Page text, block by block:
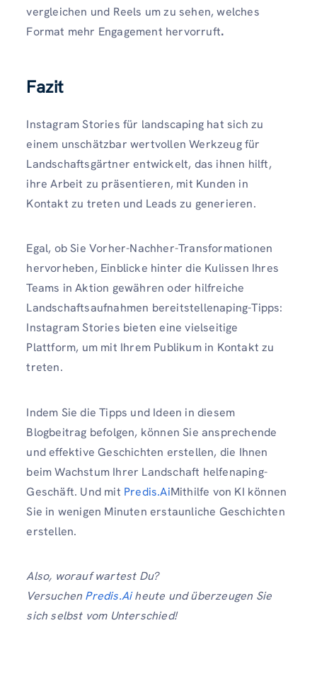
vergleichen und Reels um zu sehen, welches
Format mehr Engagement hervorruft.
Fazit
Instagram Stories für landscaping hat sich zu
einem unschätzbar wertvollen Werkzeug für
Landschaftsgärtner entwickelt, das ihnen hilft,
ihre Arbeit zu präsentieren, mit Kunden in
Kontakt zu treten und Leads zu generieren.
Egal, ob Sie Vorher-Nachher-Transformationen
hervorheben, Einblicke hinter die Kulissen Ihres
Teams in Aktion gewähren oder hilfreiche
Landschaftsaufnahmen bereitstellenaping-Tipps:
Instagram Stories bieten eine vielseitige
Plattform, um mit Ihrem Publikum in Kontakt zu
treten.
Indem Sie die Tipps und Ideen in diesem
Blogbeitrag befolgen, können Sie ansprechende
und effektive Geschichten erstellen, die Ihnen
beim Wachstum Ihrer Landschaft helfenaping-
Geschäft. Und mit Predis.AiMithilfe von KI können
Sie in wenigen Minuten erstaunliche Geschichten
erstellen.
Also, worauf wartest Du?
Versuchen Predis.Aiheute und überzeugen Sie
sich selbst vom Unterschied!